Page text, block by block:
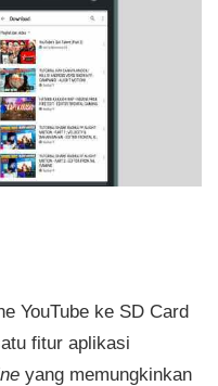
YouTube ke SD Card
fitur aplikasi
yang memungkinkan